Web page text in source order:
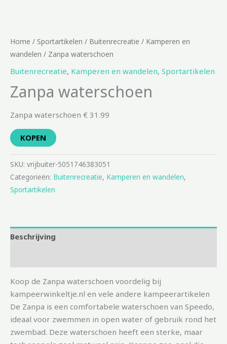
Home / Sportartikelen / Buitenrecreatie / Kamperen en
wandelen / Zanpa waterschoen
Buitenrecreatie, Kamperen en wandelen, Sportartikelen
Zanpa waterschoen
Zanpa waterschoen € 31.99
KOPEN
SKU: vrijbuiter-5051746383051
Categorieën: Buitenrecreatie, Kamperen en wandelen,
Sportartikelen
Beschrijving
Koop de Zanpa waterschoen voordelig bij
kampeerwinkeltje.nl en vele andere kampeerartikelen
De Zanpa is een comfortabele waterschoen van Speedo,
ideaal voor zwemmen in open water of gebruik rond het
zwembad. Deze waterschoen heeft een sterke, maar